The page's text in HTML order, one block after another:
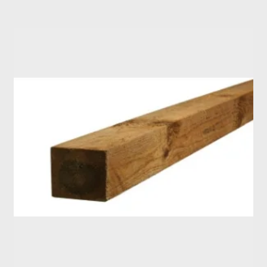
Fremstillet af massivt lærketræ udskåret direkte af hele
Naturligt modstandsdygtigt og langtidsholdbart materiale
til udendørs brug.
Minimal vedligeholdelse og mulighed for naturlig
Levende og autentisk udtryk, der giver karakter til enhver
konstruktion.